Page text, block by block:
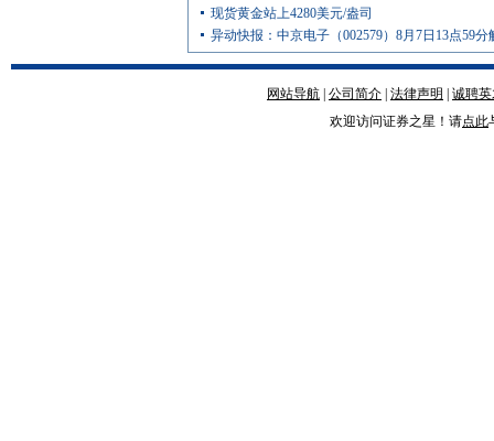
现货黄金站上4280美元/盎司
异动快报：中京电子（002579）8月7日13点59分
网站导航 公司简介 法律声明
诚聘
欢迎访问证券之星！请点此